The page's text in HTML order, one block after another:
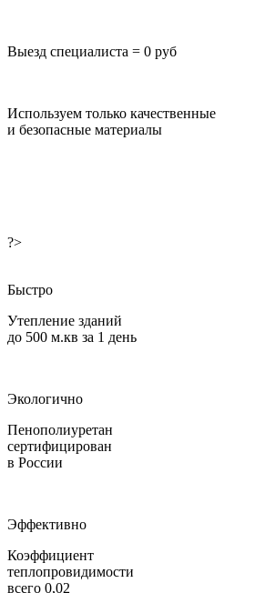
Выезд специалиста = 0 руб
Используем только качественные
и безопасные материалы
?>
Быстро
Утепление зданий
до 500 м.кв за 1 день
Экологично
Пенополиуретан
сертифицирован
в России
Эффективно
Коэффициент
теплопровидимости
всего 0,02